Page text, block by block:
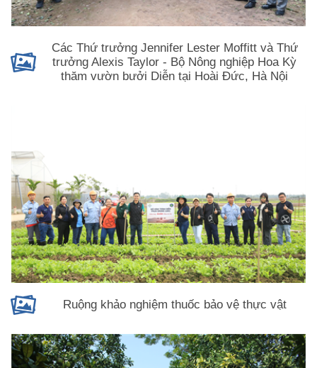
Các Thứ trưởng Jennifer Lester Moffitt và Thứ
trưởng Alexis Taylor - Bộ Nông nghiệp Hoa Kỳ
thăm vườn bưởi Diễn tại Hoài Đức, Hà Nội
Ruộng khảo nghiệm thuốc bảo vệ thực vật